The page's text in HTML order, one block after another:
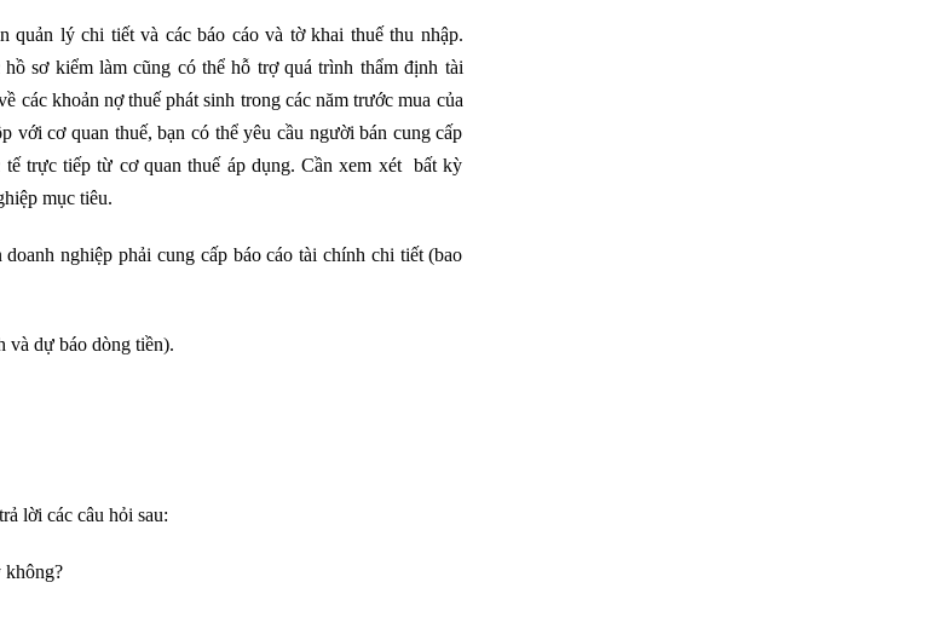
quản lý chi tiết và các báo cáo và tờ khai thuế thu nhập.
sơ kiểm làm cũng có thể hỗ trợ quá trình thẩm định tài
các khoản nợ thuế phát sinh trong các năm trước mua của
với cơ quan thuế, bạn có thể yêu cầu người bán cung cấp
trực tiếp từ cơ quan thuế áp dụng. Cần xem xét bất kỳ
mục tiêu.
nghiệp phải cung cấp báo cáo tài chính chi tiết (bao
và dự báo dòng tiền).
lời các câu hỏi sau:
không?